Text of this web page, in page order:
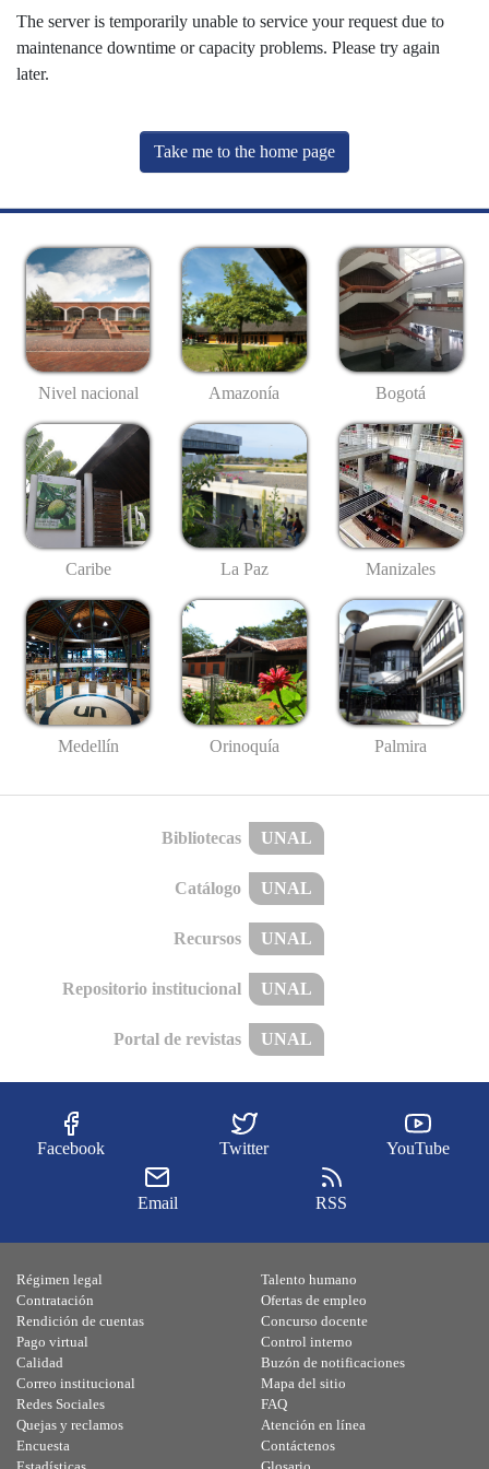
The server is temporarily unable to service your request due to
maintenance downtime or capacity problems. Please try again
later.
Take me to the home page
Nivel nacional Amazonía Bogotá
Caribe La Paz Manizales
Medellín Orinoquía Palmira
Bibliotecas UNAL
Catálogo UNAL
Recursos UNAL
Repositorio institucional UNAL
Portal de revistas UNAL
Facebook Twitter YouTube
Email RSS
Régimen legal
Contratación
Rendición de cuentas
Pago virtual
Calidad
Talento humano
Ofertas de empleo
Concurso docente
Control interno
Buzón de notificaciones
Correo institucional
Redes Sociales
Quejas y reclamos
Encuesta
Mapa del sitio
FAQ
Atención en línea
Contáctenos